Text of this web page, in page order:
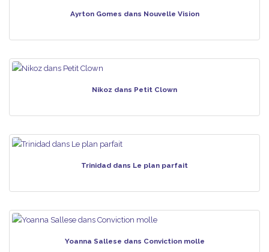
Ayrton Gomes dans Nouvelle Vision
Nikoz dans Petit Clown
Trinidad dans Le plan parfait
Yoanna Sallese dans Conviction molle